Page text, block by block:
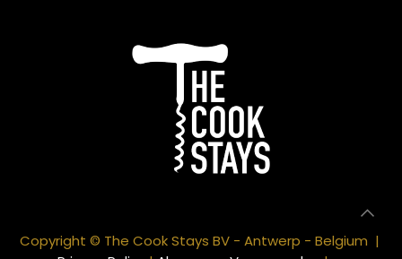
Copyright © The Cook Stays BV - Antwerp - Belgium |